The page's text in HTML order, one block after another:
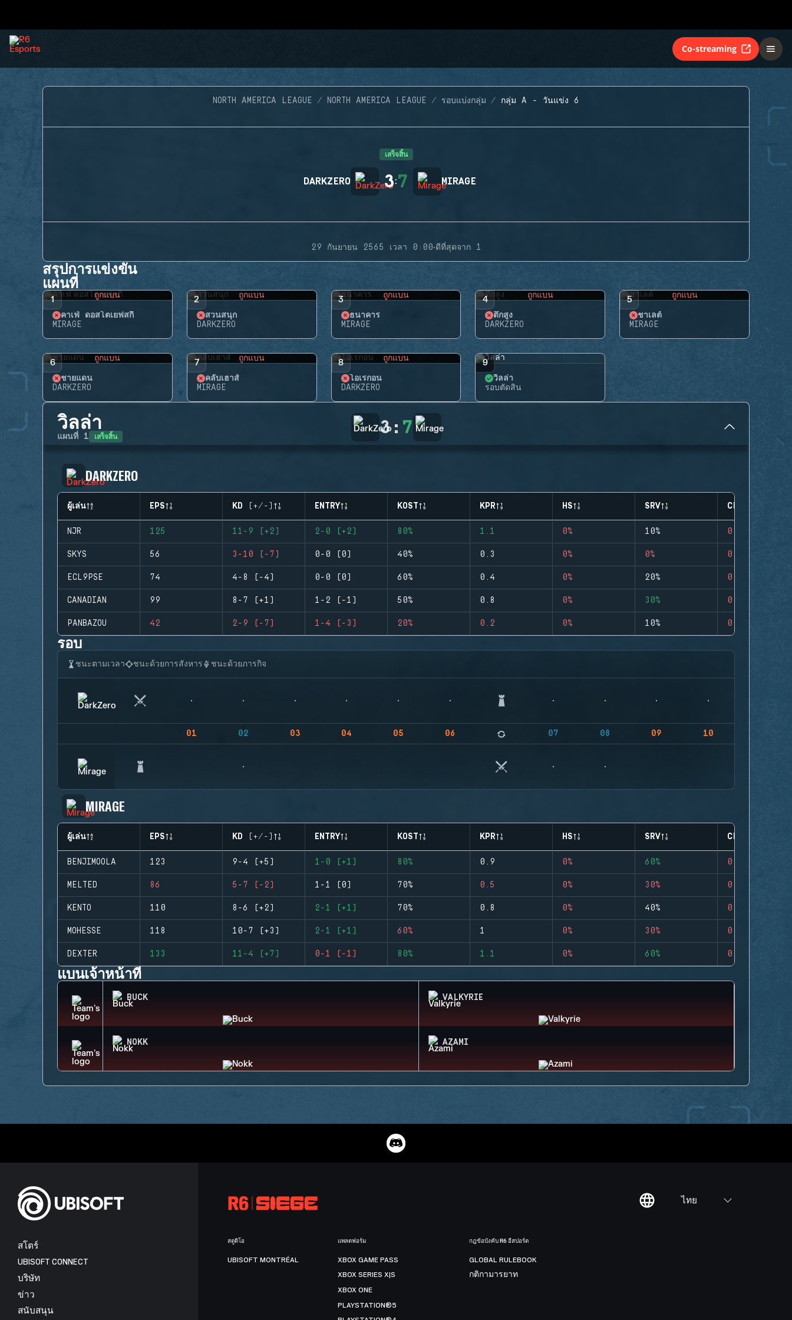
Co-streaming
NORTH AMERICA LEAGUE NORTH AMERICA LEAGUE รอบแบ่งกลุ่ม กลุ่ม A - วันแข่ง 6
เสร็จสิ้น
DARKZERO 3:7 MIRAGE
29 กันยายน 2565 เวลา 0:00·ดีที่สุดจาก 1
สรุปการแข่งขัน
แผนที่
1 ถูกแบน
คาเฟ่ ดอสโตเยฟสกี้
MIRAGE
2 ถูกแบน
สวนสนุก
DARKZERO
3 ถูกแบน
ธนาคาร
MIRAGE
4 ถูกแบน
ตึกสูง
DARKZERO
5 ถูกแบน
ชาเลต์
MIRAGE
6 ถูกแบน
ชายแดน
DARKZERO
7 ถูกแบน
คลับเฮาส์
MIRAGE
8 ถูกแบน
โอเรกอน
DARKZERO
9
วิลล่า
รอบตัดสิน
วิลล่า
แผนที่ 1 เสร็จสิ้น 3: 7
DARKZERO
ผู้เล่น EPS KD (+/-) ENTRY KOST KPR HS SRV CLUTCHES
NJR 125 11-9 (+2) 2-0 (+2) 80% 1.1 0% 10% 0
SKYS 56 3-10 (-7) 0-0 (0) 40% 0.3 0% 0% 0
ECL9PSE 74 4-8 (-4) 0-0 (0) 60% 0.4 0% 20% 0
CANADIAN 99 8-7 (+1) 1-2 (-1) 50% 0.8 0% 30% 0
PANBAZOU 42 2-9 (-7) 1-4 (-3) 20% 0.2 0% 10% 0
รอบ
ชนะตามเวลา ชนะด้วยการสังหาร ชนะด้วยภารกิจ
01 02 03 04 05 06 07 08 09 10
MIRAGE
ผู้เล่น EPS KD (+/-) ENTRY KOST KPR HS SRV CLUTCHES
BENJIMOOLA 123 9-4 (+5) 1-0 (+1) 80% 0.9 0% 60% 0
MELTED 86 5-7 (-2) 1-1 (0) 70% 0.5 0% 30% 0
KENTO 110 8-6 (+2) 2-1 (+1) 70% 0.8 0% 40% 0
MOHESSE 118 10-7 (+3) 2-1 (+1) 60% 1 0% 30% 0
DEXTER 133 11-4 (+7) 0-1 (-1) 80% 1.1 0% 60% 0
แบนเจ้าหน้าที่
BUCK VALKYRIE
NOKK AZAMI
ไทย
สโตร์
UBISOFT CONNECT
บริษัท
ข่าว
สนับสนุน
สตูดิโอ
UBISOFT MONTRÉAL
แพลตฟอร์ม
XBOX GAME PASS
XBOX SERIES X|S
XBOX ONE
PLAYSTATION®5
กฎข้อบังคับ R6 อีสปอร์ต
GLOBAL RULEBOOK
กติกามารยาท